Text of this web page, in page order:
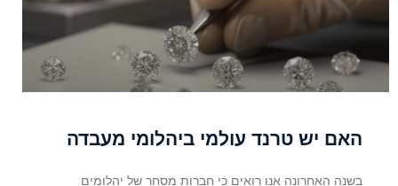
האם יש טרנד עולמי ביהלומי מעבדה
בשנה האחרונה אנו רואים כי חברות מסחר של יהלומים